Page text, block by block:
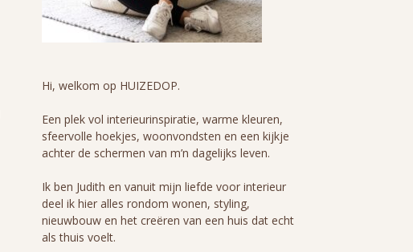
Hi, welkom op HUIZEDOP.
Een plek vol interieurinspiratie, warme kleuren,
sfeervolle hoekjes, woonvondsten en een kijkje
achter de schermen van m’n dagelijks leven.
Ik ben Judith en vanuit mijn liefde voor interieur
deel ik hier alles rondom wonen, styling,
nieuwbouw en het creëren van een huis dat echt
als thuis voelt.